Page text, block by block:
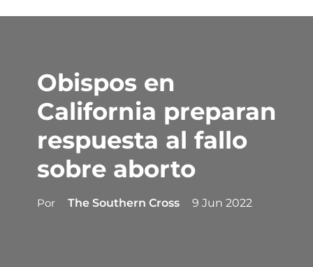
Obispos en
California preparan
respuesta al fallo
sobre aborto
Por The Southern Cross 9 Jun 2022